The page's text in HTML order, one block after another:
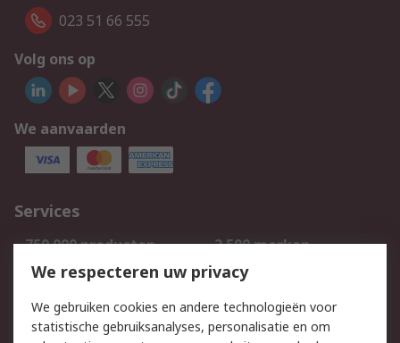
023 51 66 555
Volg ons op
We aanvaarden
Services
750.000 producten
2.500 merken
Bestellen
Inkoopoplossingen
Track & Trace
We respecteren uw privacy
We gebruiken cookies en andere technologieën voor
statistische gebruiksanalyses, personalisatie en om